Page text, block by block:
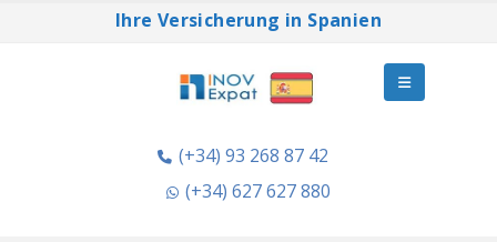
Ihre Versicherung in Spanien
(+34) 93 268 87 42
(+34) 627 627 880